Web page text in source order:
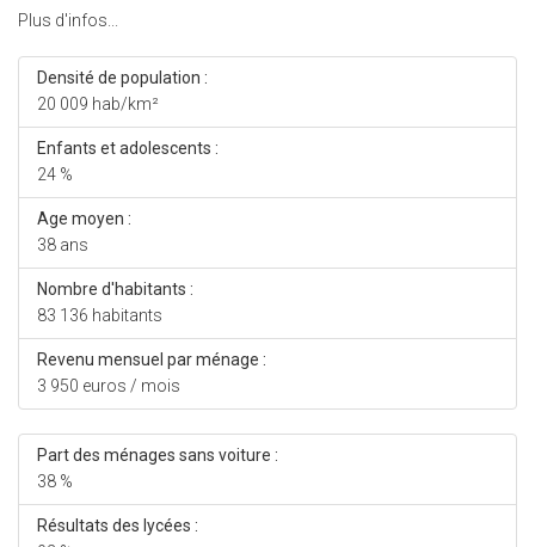
Plus d'infos...
Densité de population :
20 009 hab/km²
Enfants et adolescents :
24 %
Age moyen :
38 ans
Nombre d'habitants :
83 136 habitants
Revenu mensuel par ménage :
3 950 euros / mois
Part des ménages sans voiture :
38 %
Résultats des lycées :